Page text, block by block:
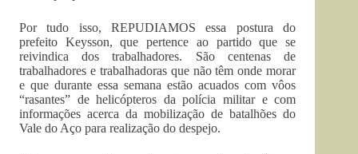
Por tudo isso, REPUDIAMOS essa postura do
prefeito Keysson, que pertence ao partido que se
reivindica dos trabalhadores. São centenas de
trabalhadores e trabalhadoras que não têm onde morar
e que durante essa semana estão acuados com vôos
“rasantes” de helicópteros da polícia militar e com
informações acerca da mobilização de batalhões do
Vale do Aço para realização do despejo.